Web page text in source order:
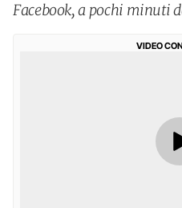
Facebook, a pochi minuti
VIDEO